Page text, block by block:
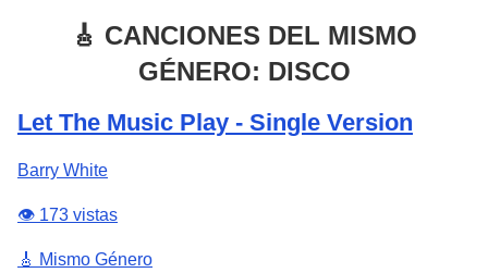
🎸 CANCIONES DEL MISMO
GÉNERO: DISCO
Let The Music Play - Single Version
Barry White
👁️ 173 vistas
🎸 Mismo Género